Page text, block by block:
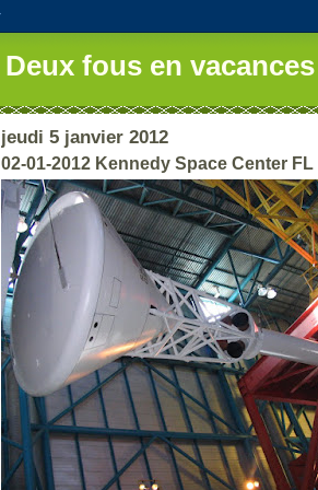
Deux fous en vacances
jeudi 5 janvier 2012
02-01-2012 Kennedy Space Center FL